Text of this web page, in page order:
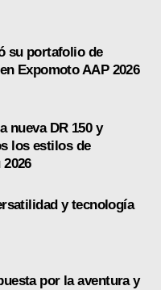
su portafolio de
Expomoto AAP 2026
nueva DR 150 y
los estilos de
y tecnología
por la aventura y